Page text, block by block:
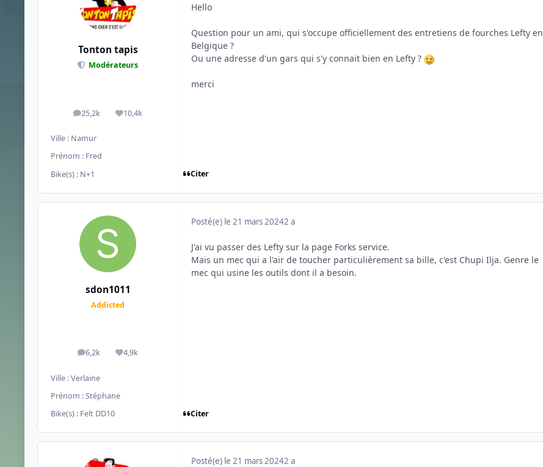
Tonton tapis
Modérateurs
25,2k
messages 10,4k
Réputation
Ville : Namur
Prénom : Fred
Bike(s) : N+1
Hello
Question pour un ami, qui s'occupe officiellement des entretiens de fourches Lefty en
Belgique ?
Ou une adresse d'un gars qui s'y connait bien en Lefty ?
merci
Citer
sdon1011
Addicted
6,2k
messages4,9k
Réputation
Ville :Verlaine
Prénom :Stéphane
Bike(s) : Felt DD10
Posté(e) le 21 mars 20242 a
J'ai vu passer des Lefty sur la page Forks service.
Mais un mec qui a l'air de toucher particulièrement sa bille, c'est Chupi Ilja. Genre le
mec qui usine les outils dont il a besoin.
Citer
Posté(e) le 21 mars 20242 a